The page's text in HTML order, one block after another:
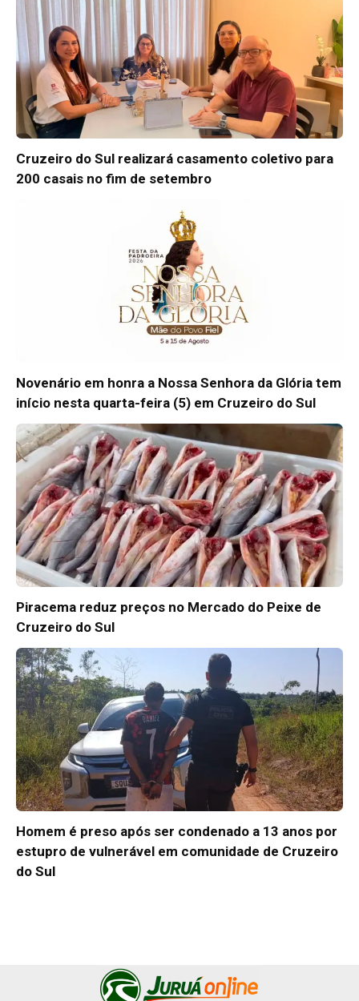
Cruzeiro do Sul realizará casamento coletivo para
200 casais no fim de setembro
Novenário em honra a Nossa Senhora da Glória tem
início nesta quarta-feira (5) em Cruzeiro do Sul
Piracema reduz preços no Mercado do Peixe de
Cruzeiro do Sul
Homem é preso após ser condenado a 13 anos por
estupro de vulnerável em comunidade de Cruzeiro
do Sul